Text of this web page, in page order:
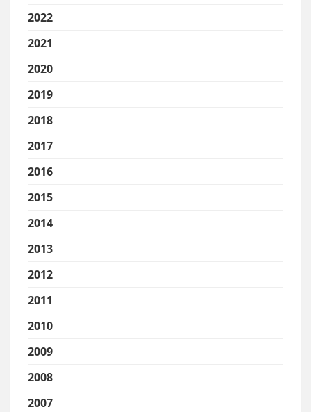
2022
2021
2020
2019
2018
2017
2016
2015
2014
2013
2012
2011
2010
2009
2008
2007